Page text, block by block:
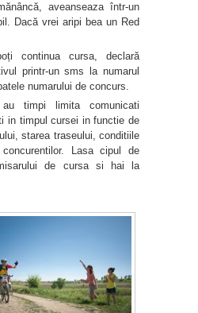
aveanseaza într-un
Dacă vrei aripi bea un Red
continua cursa, declară
printr-un sms la numarul
numarului de concurs.
timpi limita comunicati
in timpul cursei in functie de
starea traseului, conditiile
Lasa cipul de
de cursa si hai la